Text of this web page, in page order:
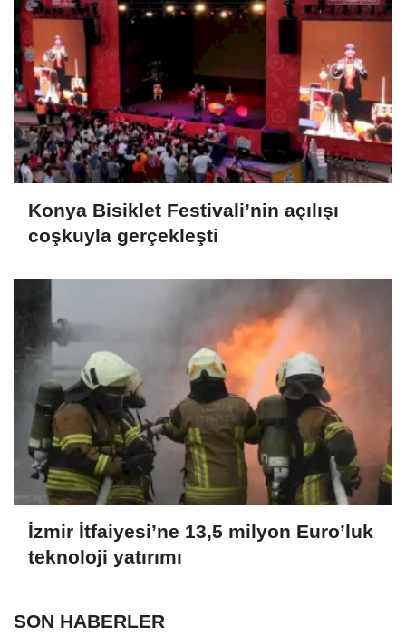
Konya Bisiklet Festivali’nin açılışı
coşkuyla gerçekleşti
İzmir İtfaiyesi’ne 13,5 milyon Euro’luk
teknoloji yatırımı
SON HABERLER